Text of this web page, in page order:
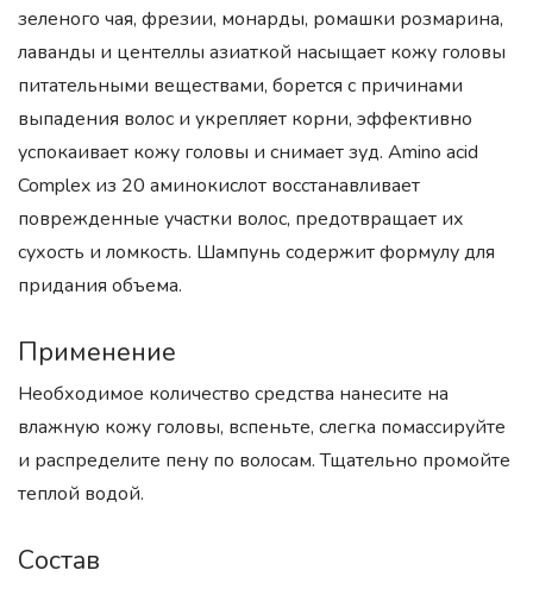
зеленого чая, фрезии, монарды, ромашки розмарина,
лаванды и центеллы азиаткой насыщает кожу головы
питательными веществами, борется с причинами
выпадения волос и укрепляет корни, эффективно
успокаивает кожу головы и снимает зуд. Amino acid
Complex из 20 аминокислот восстанавливает
поврежденные участки волос, предотвращает их
сухость и ломкость. Шампунь содержит формулу для
придания объема.
Применение
Необходимое количество средства нанесите на
влажную кожу головы, вспеньте, слегка помассируйте
и распределите пену по волосам. Тщательно промойте
теплой водой.
Состав